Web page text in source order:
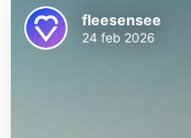
fleesensee
24 feb 2026